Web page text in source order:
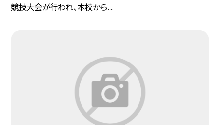
競技大会が行われ、本校から...